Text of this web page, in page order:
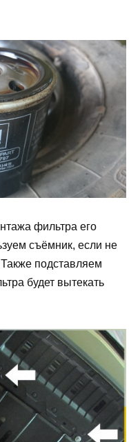
фильтра его
съёмник, если не
Также подставляем
будет вытекать